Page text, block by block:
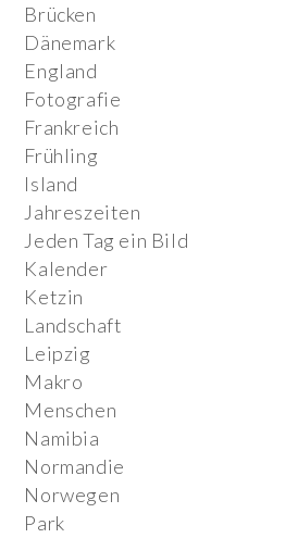
Brücken
Dänemark
England
Fotografie
Frankreich
Frühling
Island
Jahreszeiten
Jeden Tag ein Bild
Kalender
Ketzin
Landschaft
Leipzig
Makro
Menschen
Namibia
Normandie
Norwegen
Park